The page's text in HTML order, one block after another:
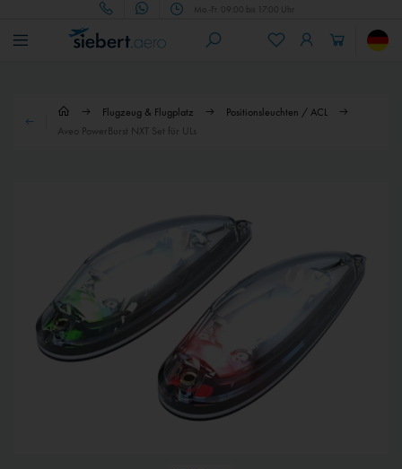
Mo.-Fr. 09:00 bis 17:00 Uhr
Flugzeug & Flugplatz
Positionsleuchten / ACL
Aveo PowerBurst NXT Set für ULs